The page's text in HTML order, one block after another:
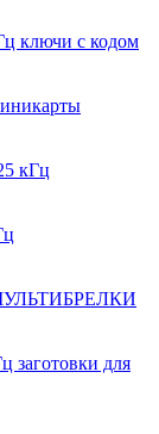
ключи с кодом
кГц
заготовки для